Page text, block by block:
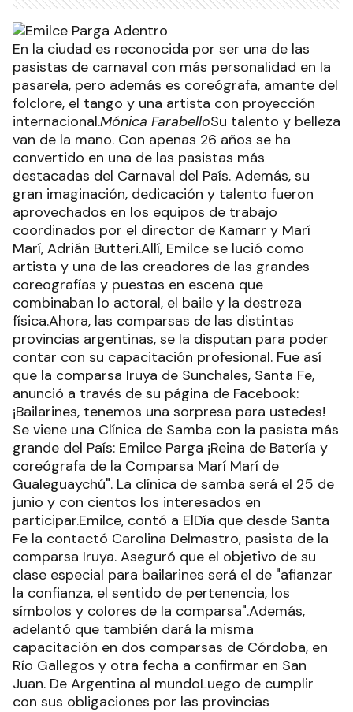
En la ciudad es reconocida por ser una de las
pasistas de carnaval con más personalidad en la
pasarela, pero además es coreógrafa, amante del
folclore, el tango y una artista con proyección
internacional.Mónica FarabelloSu talento y belleza
van de la mano. Con apenas 26 años se ha
convertido en una de las pasistas más
destacadas del Carnaval del País. Además, su
gran imaginación, dedicación y talento fueron
aprovechados en los equipos de trabajo
coordinados por el director de Kamarr y Marí
Marí, Adrián Butteri.Allí, Emilce se lució como
artista y una de las creadores de las grandes
coreografías y puestas en escena que
combinaban lo actoral, el baile y la destreza
física.Ahora, las comparsas de las distintas
provincias argentinas, se la disputan para poder
contar con su capacitación profesional. Fue así
que la comparsa Iruya de Sunchales, Santa Fe,
anunció a través de su página de Facebook:
¡Bailarines, tenemos una sorpresa para ustedes!
Se viene una Clínica de Samba con la pasista más
grande del País: Emilce Parga ¡Reina de Batería y
coreógrafa de la Comparsa Marí Marí de
Gualeguaychú". La clínica de samba será el 25 de
junio y con cientos los interesados en
participar.Emilce, contó a ElDía que desde Santa
Fe la contactó Carolina Delmastro, pasista de la
comparsa Iruya. Aseguró que el objetivo de su
clase especial para bailarines será el de "afianzar
la confianza, el sentido de pertenencia, los
símbolos y colores de la comparsa".Además,
adelantó que también dará la misma
capacitación en dos comparsas de Córdoba, en
Río Gallegos y otra fecha a confirmar en San
Juan. De Argentina al mundoLuego de cumplir
con sus obligaciones por las provincias